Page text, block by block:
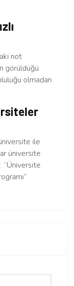
not
görüldüğü
olmadan
ile
üniversite
“Üniversite